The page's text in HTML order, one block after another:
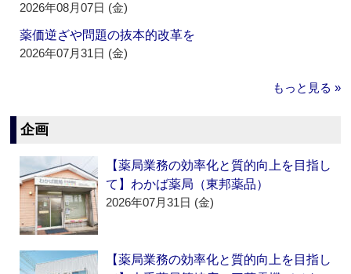
2026年08月07日 (金)
薬価逆ざや問題の抜本的改革を
2026年07月31日 (金)
もっと見る »
企画
【薬局業務の効率化と質的向上を目指し
て】わかば薬局（東邦薬品）
2026年07月31日 (金)
【薬局業務の効率化と質的向上を目指し